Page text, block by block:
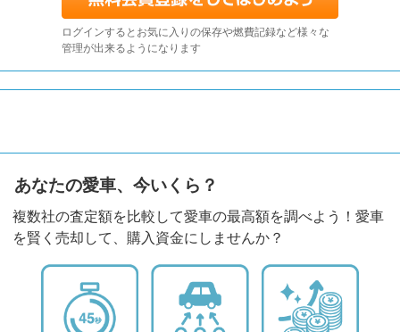
ログインするとお気に入りの保存や燃費記録など様々な
管理が出来るようになります
あなたの愛車、今いくら？
複数社の査定額を比較して愛車の最高額を調べよう！愛車
を賢く売却して、購入資金にしませんか？